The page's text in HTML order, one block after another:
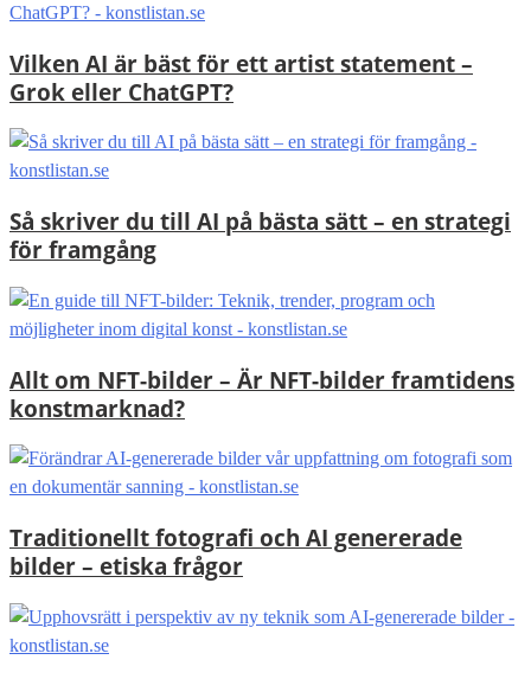
Vilken AI är bäst för ett artist statement –
Grok eller ChatGPT?
Så skriver du till AI på bästa sätt – en strategi
för framgång
Allt om NFT-bilder – Är NFT-bilder framtidens
konstmarknad?
Traditionellt fotografi och AI genererade
bilder – etiska frågor